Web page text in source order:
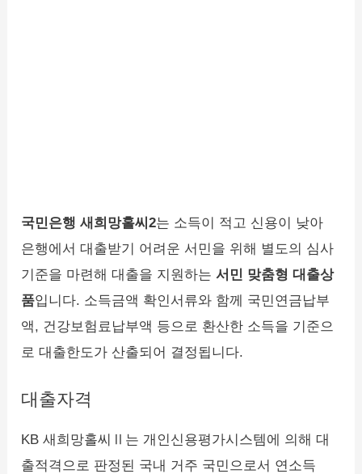
국민은행 새희망홀씨2는 소득이 적고 신용이 낮아
은행에서 대출받기 어려운 서민을 위해 별도의 심사
기준을 마련해 대출을 지원하는서민 맞춤형 대출상
품입니다. 소득금액 확인서류와 함께 국민연금납부
액, 건강보험료납부액 등으로 환산한 소득을 기준으
로 대출한도가 산출되어 결정됩니다.
대출자격
KB 새희망홀씨Ⅱ는 개인신용평가시스템에 의해 대
출적격으로 판정된 국내 거주 국민으로서 연소득